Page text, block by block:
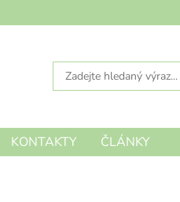
KONTAKTY ČLÁNKY